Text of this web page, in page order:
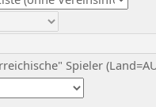
Spieler